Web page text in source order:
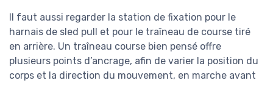
Il faut aussi regarder la station de fixation pour le
harnais de sled pull et pour le traîneau de course tiré
en arrière. Un traîneau course bien pensé offre
plusieurs points d’ancrage, afin de varier la position du
corps et la direction du mouvement, en marche avant